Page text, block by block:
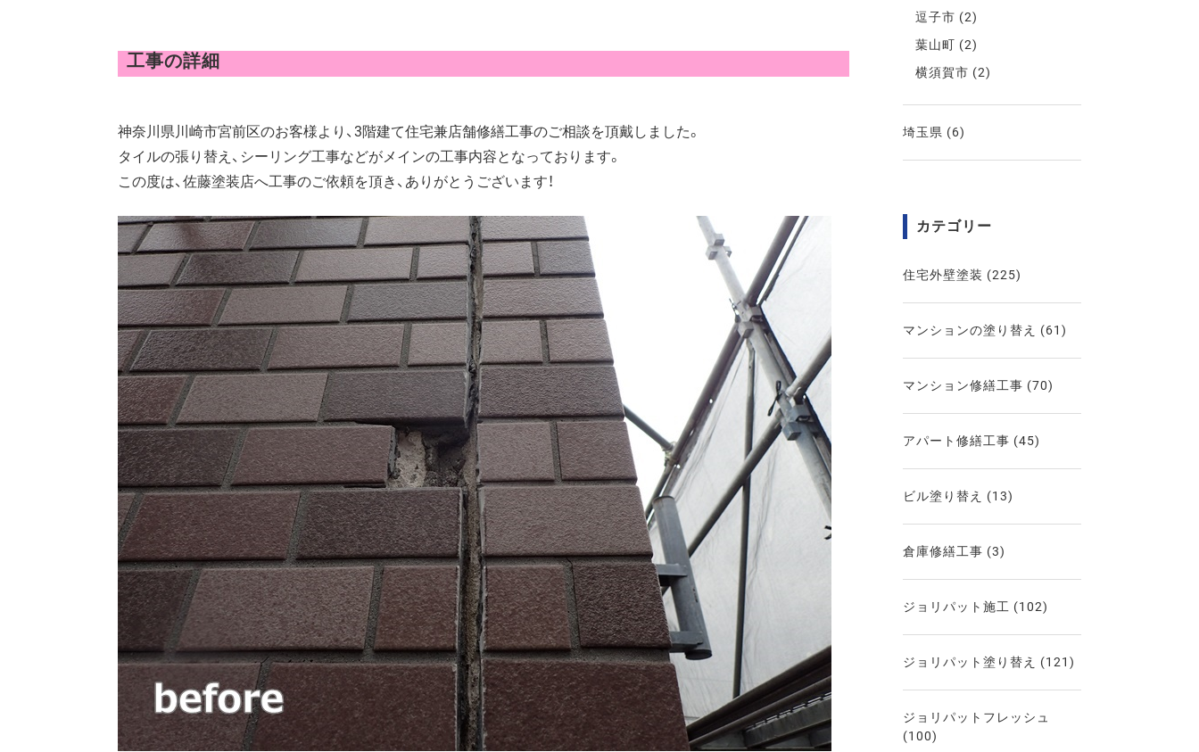
工事の詳細
神奈川県川崎市宮前区のお客様より、3階建て住宅兼店舗修繕工事のご相談を頂戴しました。
タイルの張り替え、シーリング工事などがメインの工事内容となっております。
この度は、佐藤塗装店へ工事のご依頼を頂き、ありがとうございます！
逗子市 (2)
葉山町 (2)
横須賀市 (2)
埼玉県 (6)
カテゴリー
住宅外壁塗装 (225)
マンションの塗り替え (61)
マンション修繕工事 (70)
アパート修繕工事 (45)
ビル塗り替え (13)
倉庫修繕工事 (3)
ジョリパット施工 (102)
ジョリパット塗り替え (121)
ジョリパットフレッシュ
(100)